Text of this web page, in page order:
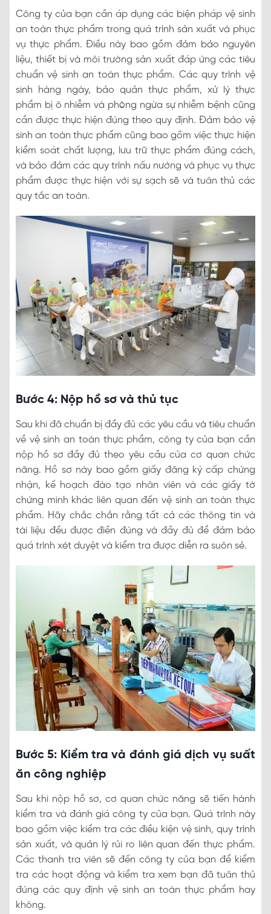
Công ty của bạn cần áp dụng các biện pháp vệ sinh
an toàn thực phẩm trong quá trình sản xuất và phục
vụ thực phẩm. Điều này bao gồm đảm bảo nguyên
liệu, thiết bị và môi trường sản xuất đáp ứng các tiêu
chuẩn vệ sinh an toàn thực phẩm. Các quy trình vệ
sinh hàng ngày, bảo quản thực phẩm, xử lý thực
phẩm bị ô nhiễm và phòng ngừa sự nhiễm bệnh cũng
cần được thực hiện đúng theo quy định. Đảm bảo vệ
sinh an toàn thực phẩm cũng bao gồm việc thực hiện
kiểm soát chất lượng, lưu trữ thực phẩm đúng cách,
và bảo đảm các quy trình nấu nướng và phục vụ thực
phẩm được thực hiện với sự sạch sẽ và tuân thủ các
quy tắc an toàn.
Bước 4: Nộp hồ sơ và thủ tục
Sau khi đã chuẩn bị đầy đủ các yêu cầu và tiêu chuẩn
về vệ sinh an toàn thực phẩm, công ty của bạn cần
nộp hồ sơ đầy đủ theo yêu cầu của cơ quan chức
năng. Hồ sơ này bao gồm giấy đăng ký cấp chứng
nhận, kế hoạch đào tạo nhân viên và các giấy tờ
chứng minh khác liên quan đến vệ sinh an toàn thực
phẩm. Hãy chắc chắn rằng tất cả các thông tin và
tài liệu đều được điền đúng và đầy đủ để đảm bảo
quá trình xét duyệt và kiểm tra được diễn ra suôn sẻ.
Bước 5: Kiểm tra và đánh giá dịch vụ suất
ăn công nghiệp
Sau khi nộp hồ sơ, cơ quan chức năng sẽ tiến hành
kiểm tra và đánh giá công ty của bạn. Quá trình này
bao gồm việc kiểm tra các điều kiện vệ sinh, quy trình
sản xuất, và quản lý rủi ro liên quan đến thực phẩm.
Các thanh tra viên sẽ đến công ty của bạn để kiểm
tra các hoạt động và kiểm tra xem bạn đã tuân thủ
đúng các quy định vệ sinh an toàn thực phẩm hay
không.